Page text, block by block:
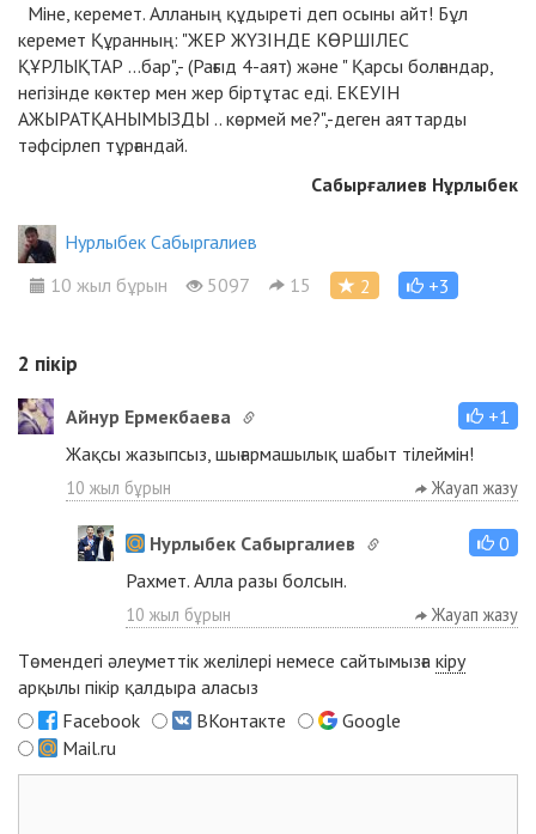
Міне, керемет. Алланың құдыреті деп осыны айт! Бұл
керемет Құранның: "ЖЕР ЖҮЗІНДЕ КӨРШІЛЕС
ҚҰРЛЫҚТАР ...бар",- (Рағыд 4-аят) және " Қарсы болғандар,
негізінде көктер мен жер біртұтас еді. ЕКЕУІН
АЖЫРАТҚАНЫМЫЗДЫ .. көрмей ме?",-деген аяттарды
тәфсірлеп тұрғандай.
Сабырғалиев Нұрлыбек
Нурлыбек Сабыргалиев
10 жыл бұрын
5097 15 2 +3
2 пікір
Айнур Ермекбаева
+1
Жақсы жазыпсыз, шығармашылық шабыт тілеймін!
10 жыл бұрын Жауап жазу
Нурлыбек Сабыргалиев
0
Рахмет. Алла разы болсын.
10 жыл бұрын Жауап жазу
Төмендегі әлеуметтік желілері немесе сайтымызға кіру
арқылы пікір қалдыра аласыз
Facebook
ВКонтакте
Google
Mail.ru